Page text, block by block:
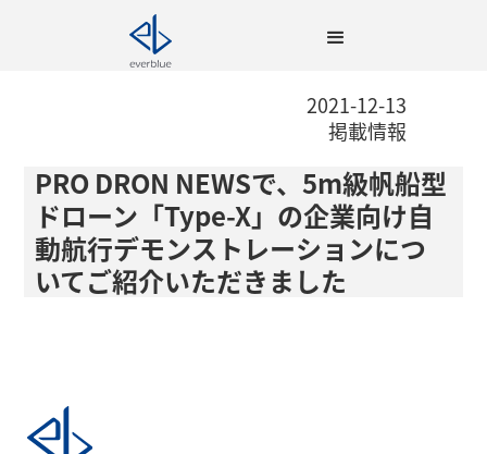
2021-12-13
掲載情報
PRO DRON NEWSで、5m級帆船型
ドローン「Type-X」の企業向け自
動航行デモンストレーションにつ
いてご紹介いただきました